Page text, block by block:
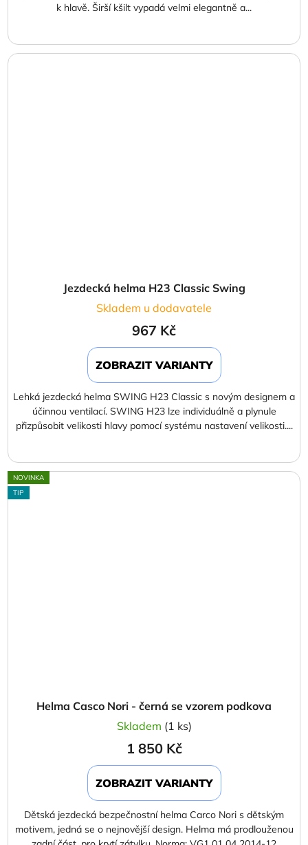
k hlavě. Širší kšilt vypadá velmi elegantně a...
Jezdecká helma H23 Classic Swing
Skladem u dodavatele
967 Kč
ZOBRAZIT VARIANTY
Lehká jezdecká helma SWING H23 Classic s novým designem a
účinnou ventilací. SWING H23 lze individuálně a plynule
přizpůsobit velikosti hlavy pomocí systému nastavení velikosti....
NOVINKA
TIP
Helma Casco Nori - černá se vzorem podkova
Skladem (1 ks)
1 850 Kč
ZOBRAZIT VARIANTY
Dětská jezdecká bezpečnostní helma Carco Nori s dětským
motivem, jedná se o nejnovější design. Helma má prodlouženou